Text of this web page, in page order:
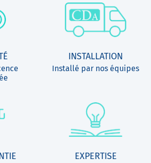
INSTALLATION
Installé par nos équipes
EXPERTISE